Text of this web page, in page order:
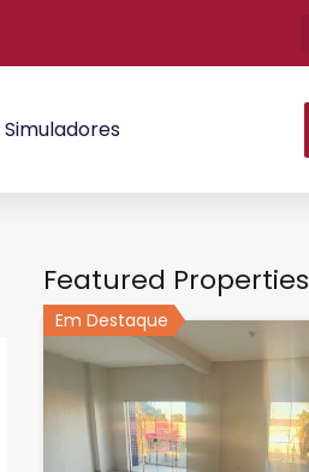
Simuladores
Featured Properties
Em Destaque